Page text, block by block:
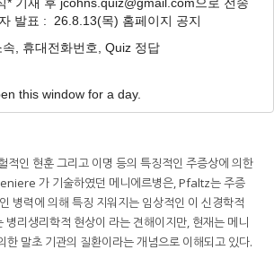
o
Copyright ▼
2020
적인 현훈 그리고 이명 등의 특징적인 주증상에 의한
가 기술하였던 메니에르병은, Pfaltz는 주증
병력에 의해 특징 지워지는 임상적인 이 신경학적
리생리학적 현상이 라는 견해이지만, 현재는 메니
한 말초 기관의 질환이라는 개념으로 이해되고 있다.
* 기재 후 jcohns.quiz@gmail.com으로 전송
발표 : 26.8.13(목) 홈페이지 공지
, 휴대전화번호, Quiz 정답
this window for a day.